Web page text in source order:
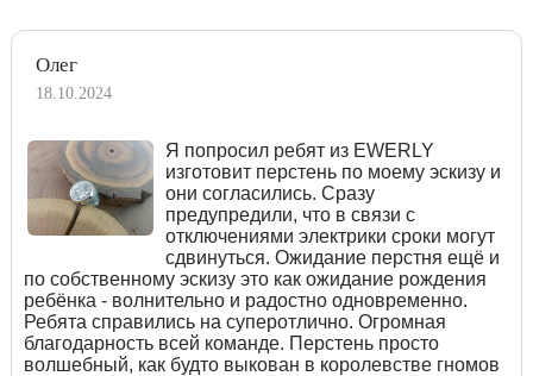
Олег
18.10.2024
Я попросил ребят из EWERLY
изготовит перстень по моему эскизу и
они согласились. Сразу
предупредили, что в связи с
отключениями электрики сроки могут
сдвинуться. Ожидание перстня ещё и
по собственному эскизу это как ожидание рождения
ребёнка - волнительно и радостно одновременно.
Ребята справились на суперотлично. Огромная
благодарность всей команде. Перстень просто
волшебный, как будто выкован в королевстве гномов